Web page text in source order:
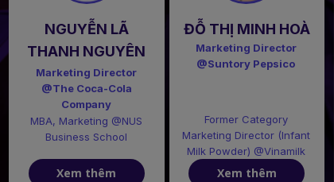
Xem thêm
NGUYỄN LÃ
THANH NGUYÊN
Marketing Director
@The Coca-Cola
Company
MBA, Marketing @NUS
Business School
ĐỖ THỊ MINH HOÀ
Marketing Director
@Suntory Pepsico
Xem thêm
Former Category
Marketing Director (Infant
Milk Powder) @Vinamilk